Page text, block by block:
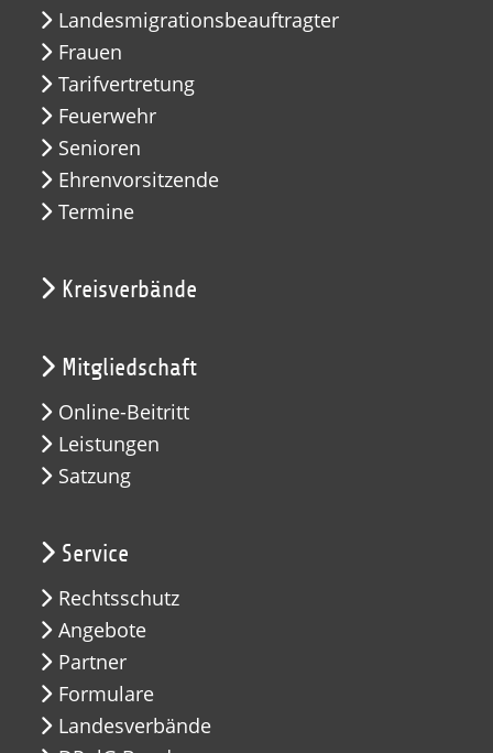
Landesmigrationsbeauftragter
Frauen
Tarifvertretung
Feuerwehr
Senioren
Ehrenvorsitzende
Termine
Kreisverbände
Mitgliedschaft
Online-Beitritt
Leistungen
Satzung
Service
Rechtsschutz
Angebote
Partner
Formulare
Landesverbände